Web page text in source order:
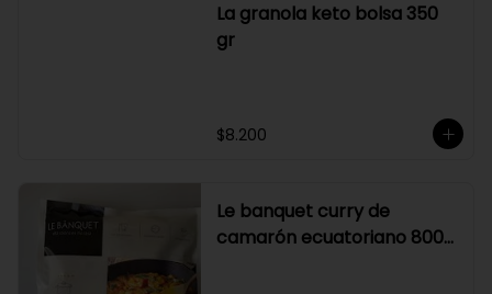
La granola keto bolsa 350
gr
$8.200
Le banquet curry de
camarón ecuatoriano 800